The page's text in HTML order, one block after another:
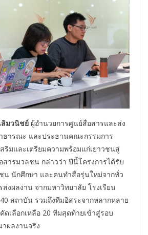
มวนิชย์ ผู้อำนวยการศูนย์สื่อสารและส่ง
ธารณะ และประธานคณะกรรมการ
สริมและเตรียมความพร้อมแก่เยาวชนสู่
ารมวลชน กล่าวว่า ปีนี้โครงการได้รับ
น นักศึกษา และคนทำสื่อรุ่นใหม่จากทั่ว
งผลงาน จากมหาวิทยาลัย โรงเรียน
สถาบัน รวมถึงทีมอิสระจากหลากหลาย
เลือกเหลือ 20 ทีมสุดท้ายเข้าสู่รอบ
ผลงานจริง